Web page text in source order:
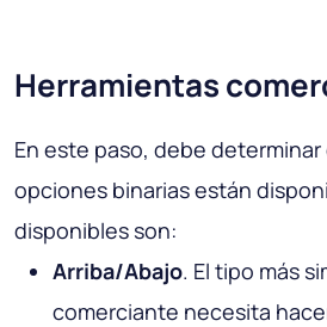
Herramientas
En este paso, debe
opciones binarias están
disponibles son:
Arriba/Abajo. El tipo más
comerciante necesita